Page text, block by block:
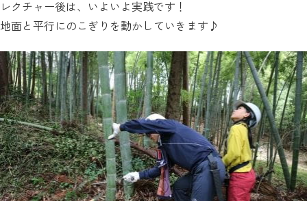
レクチャー後は、いよいよ実践です！
地面と平行にのこぎりを動かしていきます♪